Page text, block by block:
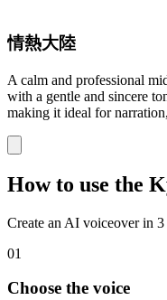
情熱大陸
A calm and professional
with a gentle and sincere
making it ideal for
How to use the
Create an AI voiceover in 3
01
Choose the voice